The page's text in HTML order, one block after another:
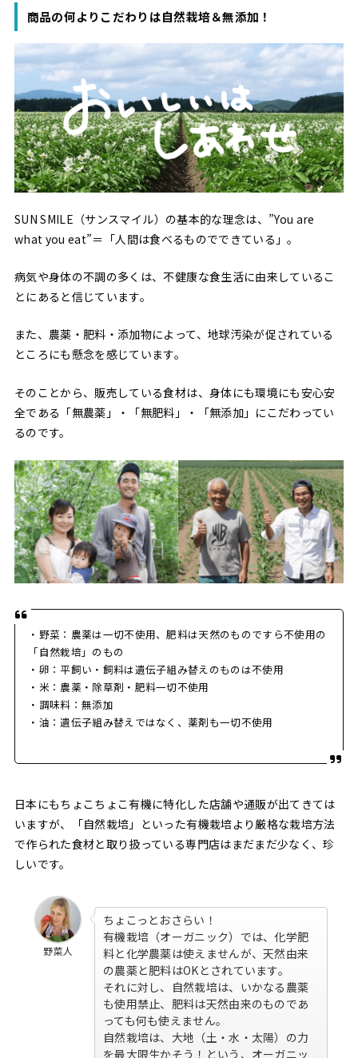
商品の何よりこだわりは自然栽培＆無添加！
SUN SMILE（サンスマイル）の基本的な理念は、”You are
what you eat”＝「人間は食べるものでできている」。
病気や身体の不調の多くは、不健康な食生活に由来しているこ
とにあると信じています。
また、農薬・肥料・添加物によって、地球汚染が促されている
ところにも懸念を感じています。
そのことから、販売している食材は、身体にも環境にも安心安
全である「無農薬」・「無肥料」・「無添加」にこだわってい
るのです。
・野菜：農薬は一切不使用、肥料は天然のものですら不使用の
「自然栽培」のもの
・卵：平飼い・飼料は遺伝子組み替えのものは不使用
・米：農薬・除草剤・肥料一切不使用
・調味料：無添加
・油：遺伝子組み替えではなく、薬剤も一切不使用
日本にもちょこちょこ有機に特化した店舗や通販が出てきては
いますが、「自然栽培」といった有機栽培より厳格な栽培方法
で作られた食材と取り扱っている専門店はまだまだ少なく、珍
しいです。
野菜人
ちょこっとおさらい！
有機栽培（オーガニック）では、化学肥
料と化学農薬は使えませんが、天然由来
の農薬と肥料はOKとされています。
それに対し、自然栽培は、いかなる農薬
も使用禁止、肥料は天然由来のものであ
っても何も使えません。
自然栽培は、大地（土・水・太陽）の力
を最大限生かそう！という、オーガニッ